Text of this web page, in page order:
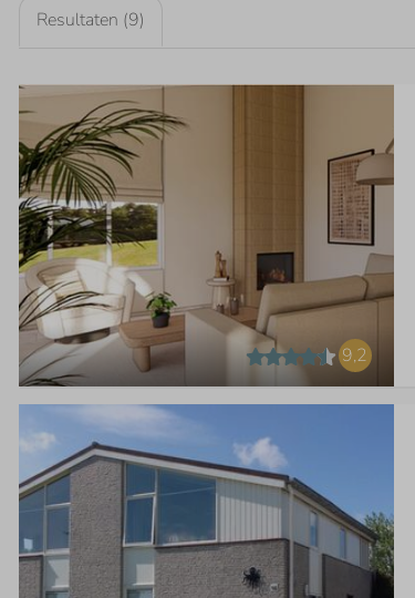
Resultaten (9)
9,2